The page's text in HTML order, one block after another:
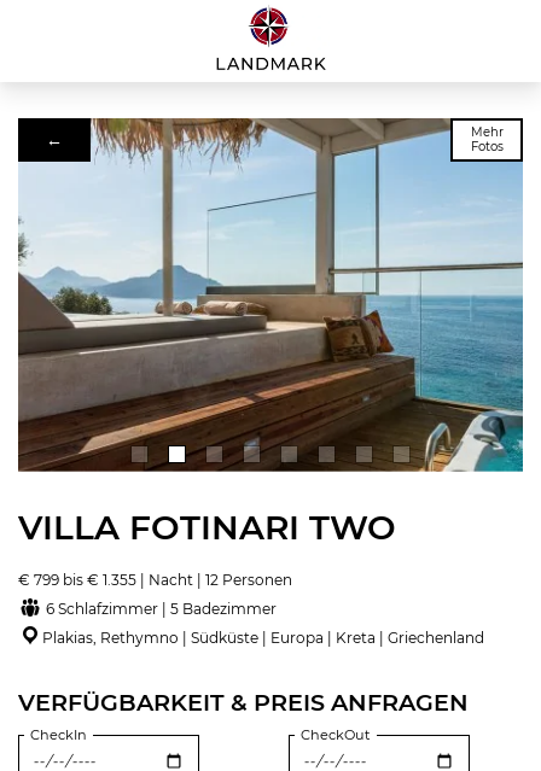
←
Mehr
Fotos
VILLA FOTINARI TWO
€ 799 bis € 1.355 | Nacht | 12 Personen
6 Schlafzimmer | 5 Badezimmer
Plakias, Rethymno | Südküste | Europa | Kreta | Griechenland
VERFÜGBARKEIT & PREIS ANFRAGEN
CheckIn CheckOut